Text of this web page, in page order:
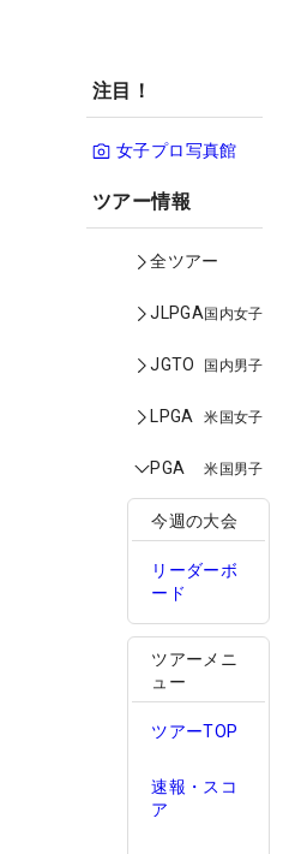
注目！
女子プロ写真館
ツアー情報
全ツアー
JLPGA国内女子
JGTO 国内男子
LPGA 米国女子
PGA 米国男子
今週の大会
リーダーボ
ード
ツアーメニ
ュー
ツアーTOP
速報・スコ
ア